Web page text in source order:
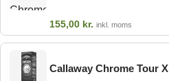
155,00 kr. inkl. moms
Callaway Chrome Tour X